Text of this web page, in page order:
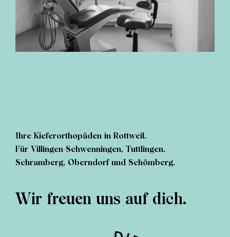
Ihre Kieferorthopäden in Rottweil.
Für Villingen-Schwenningen, Tuttlingen,
Schramberg, Oberndorf und Schömberg.
Wir freuen uns auf dich.